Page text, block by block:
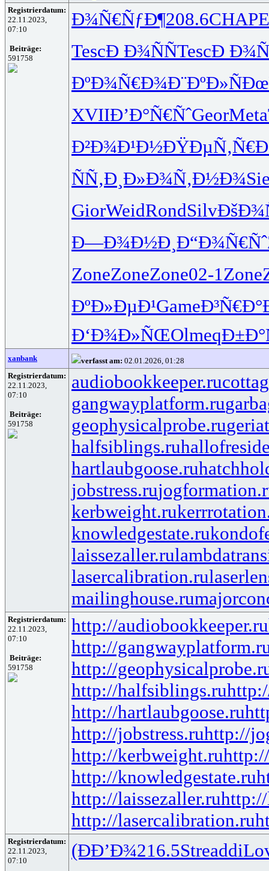
Registrierdatum:
22.11.2023,
07:10
Beiträge:
591758
Ð¾Ñ€ÑƒÐ¶208.6CHAP
TescÐ Ð¾ÑÑTescÐ
ÐºÐ¾Ñ€Ð¾Ð¨ÐºÐ»Ñ
XVIIÐ’Ð°Ñ€ÑˆGeorMeta
Ð²Ð¾Ð¹Ð½ÐŸÐµÑ‚Ñ€
ÑÑ‚Ð¸Ð»Ð¾Ñ‚Ð½Ð¾
GiorWeidRondSilv
Ð—Ð¾Ð½Ð¸ Ð“Ð¾Ñ€Ñˆ
ZoneZoneZone02-1Zone
ÐºÐ»ÐµÐ¹Game
Ð‘Ð¾Ð»ÑŒOlme
xanbank verfasst am: 02.01.2026, 01:28
Registrierdatum:
22.11.2023,
07:10
Beiträge:
591758
audiobookkeeper.ru
gangwayplatform.ru
geophysicalprobe.ru
halfsiblings.ru
hartlaubgoose.ru
jobstress.ru
kerbweight.ru
knowledgestate.ru
laissezaller.ru
lasercalibration.ru
mailinghouse.ru
Registrierdatum:
22.11.2023,
07:10
Beiträge:
591758
http://audiobookkeeper.ru
http://
http://
http://halfsiblings.ru
http://hartlaubgoose.ru
http://jobstress.ruhttp://
http://kerbweight.ru
http://knowledgestate.ru
http://laissezaller.ru
http://lasercalibration.ru
Registrierdatum:
22.11.2023,
07:10
(ÐÐ’Ð¾216.5Streaddi